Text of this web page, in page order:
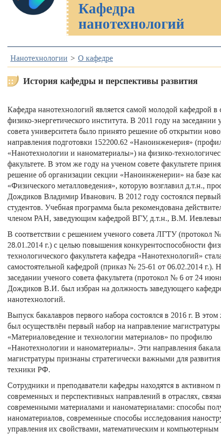
Кафедра
нанотехнологий
Нанотехнологии О кафедре
История кафедры и перспективы развития
Кафедра нанотехнологий является самой молодой кафедрой в
физико-энергетического института. В 2011 году на заседании
совета университета было принято решение об открытии
направления подготовки 152200.62 «Наноинженерия»
«Нанотехнологии и наноматериалы») на физико-
факультете. В этом же году на ученом совете факультете
решение об организации секции «Наноинженерии» на базе
«Физического металловедения», которую возглавил д.т.н.,
Дождиков Владимир Иванович. В 2012 году состоялся
студентов. Учебная программа была рекомендована
членом РАН, заведующим кафедрой ВГУ, д.т.н., В.М.
В соответствии с решением ученого совета ЛГТУ (протокол
28.01.2014 г.) с целью повышения конкурентоспособности
технологического факультета кафедра «Нанотехнологий»
самостоятельной кафедрой (приказ № 25-61 от 06.02.2014 г.).
заседании ученого совета факультета (протокол № 6 от 24
Дождиков В.И. был избран на должность заведующего
нанотехнологий.
Выпуск бакалавров первого набора состоялся в 2016 г. В этом
был осуществлён первый набор на направление магистратуры
«Материаловедение и технологии материалов» по профилю
«Нанотехнологии и наноматериалы». Эти направления
магистратуры признаны стратегически важными для
техники РФ.
Сотрудники и преподаватели кафедры находятся в активном
современных и перспективных направлений в отраслях,
современными материалами и наноматериалами: способы
наноматериалов, современные способы исследования
управления их свойствами, математическим и компьютерным